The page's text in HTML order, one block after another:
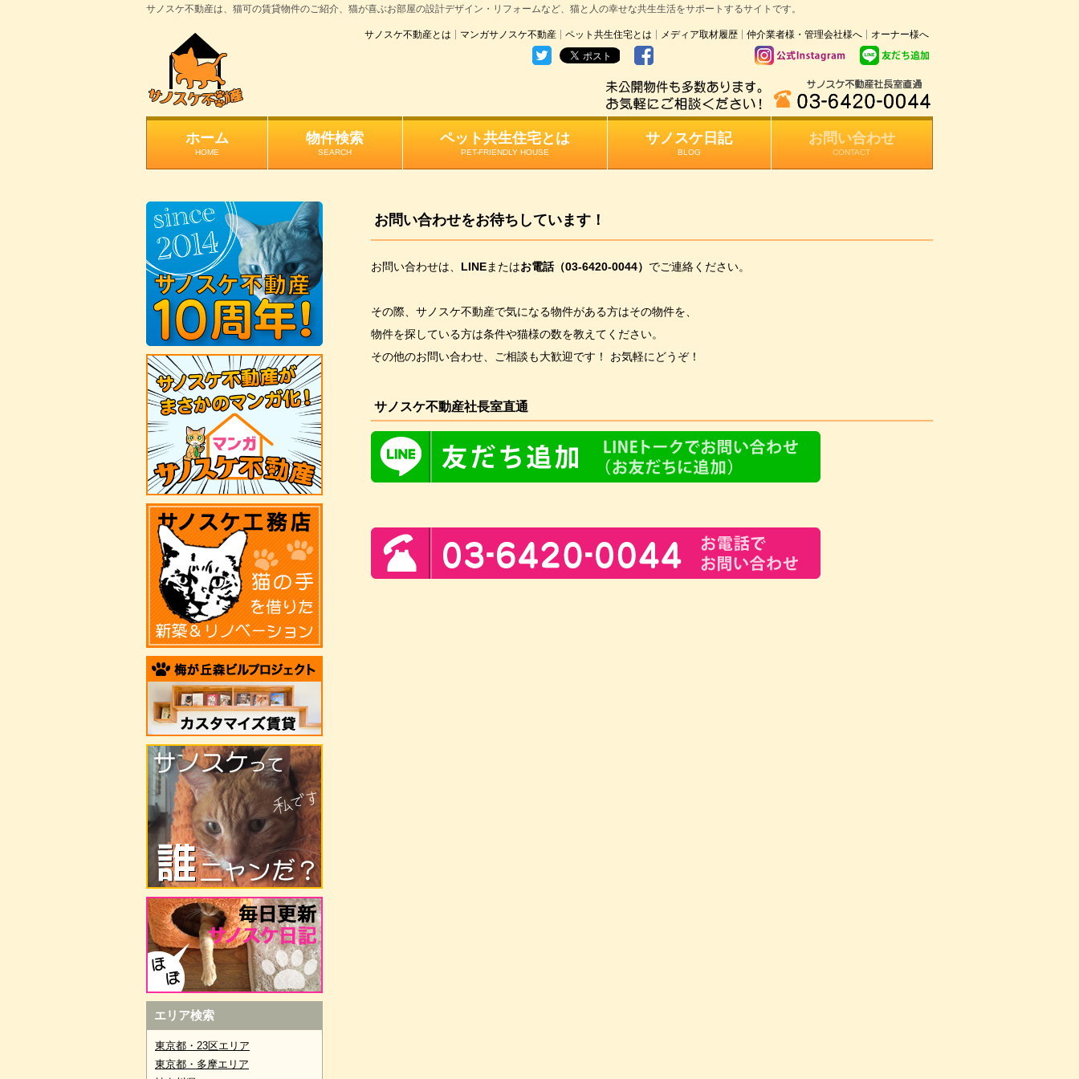
サノスケ不動産は、猫可の賃貸物件のご紹介、猫が喜ぶお部屋の設計デザイン・リフォームなど、猫と人の幸せな共生生活をサポートするサイトです。
サノスケ不動産とは マンガサノスケ不動産 ペット共生住宅とは メディア取材履歴 仲介業者様・管理会社様へ オーナー様へ
ホーム
HOME
物件検索
SEARCH
ペット共生住宅とは
PET-FRIENDLY HOUSE
サノスケ日記
BLOG
お問い合わせ
CONTACT
お問い合わせをお待ちしています！
お問い合わせは、 LINEまたはお電話（03-6420-0044） でご連絡ください。
その際、サノスケ不動産で気になる物件がある方はその物件を、
物件を探している方は条件や猫様の数を教えてください。
その他のお問い合わせ、ご相談も大歓迎です！ お気軽にどうぞ！
サノスケ不動産社長室直通
エリア検索
東京都・23区エリア
東京都・多摩エリア